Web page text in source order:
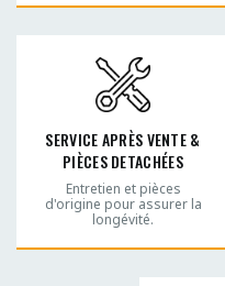
SERVICE APRÈS VENTE &
PIÈCES DETACHÉES
Entretien et pièces
d'origine pour assurer la
longévité.